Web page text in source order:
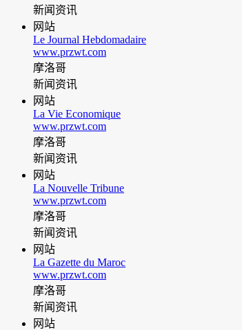
新闻资讯
网站
Le Journal Hebdomadaire
www.przwt.com
摩洛哥
新闻资讯
网站
La Vie Economique
www.przwt.com
摩洛哥
新闻资讯
网站
La Nouvelle Tribune
www.przwt.com
摩洛哥
新闻资讯
网站
La Gazette du Maroc
www.przwt.com
摩洛哥
新闻资讯
网站